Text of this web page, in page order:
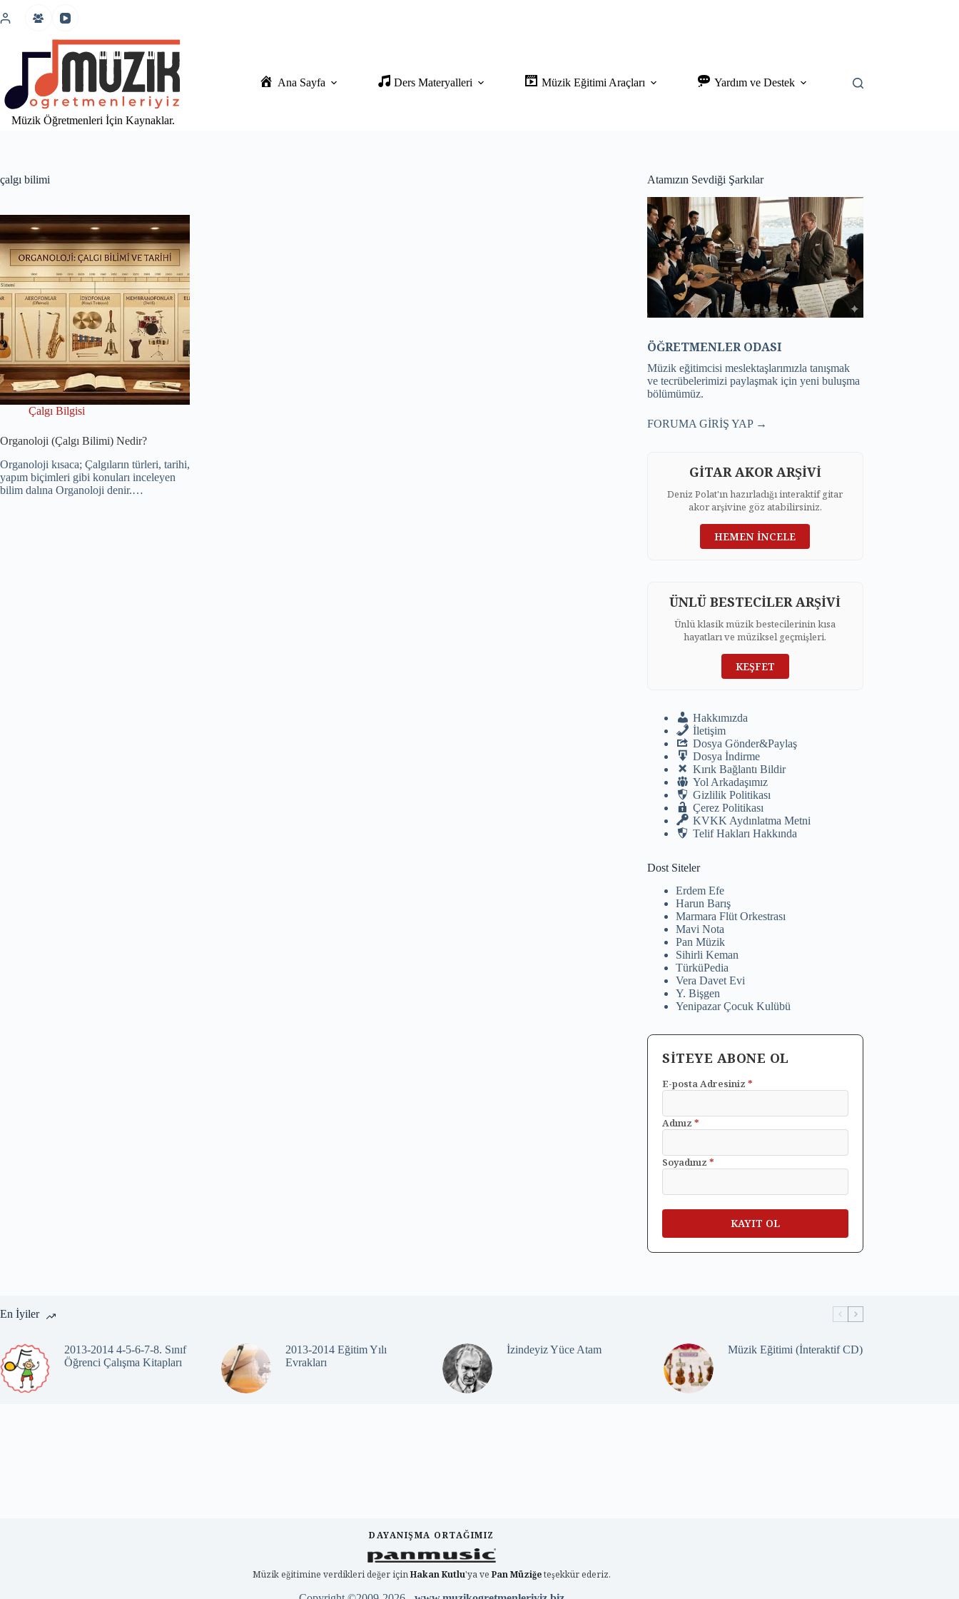
atla
Müzik Öğretmenleri İçin Kaynaklar.
Ana Sayfa Ders Materyalleri Müzik Eğitimi Araçları Yardım ve Destek
çalgı bilimi
Çalgı Bilgisi
Organoloji (Çalgı Bilimi) Nedir?
Organoloji kısaca; Çalgıların türleri, tarihi,
yapım biçimleri gibi konuları inceleyen
bilim dalına Organoloji denir.…
Atamızın Sevdiği Şarkılar
ÖĞRETMENLER ODASI
Müzik eğitimcisi meslektaşlarımızla tanışmak
ve tecrübelerimizi paylaşmak için yeni buluşma
bölümümüz.
FORUMA GİRİŞ YAP →
GİTAR AKOR ARŞİVİ
Deniz Polat'ın hazırladığı interaktif gitar
akor arşivine göz atabilirsiniz.
HEMEN İNCELE
ÜNLÜ BESTECİLER ARŞİVİ
Ünlü klasik müzik bestecilerinin kısa
hayatları ve müziksel geçmişleri.
KEŞFET
Hakkımızda
İletişim
Dosya Gönder&Paylaş
Dosya İndirme
Kırık Bağlantı Bildir
Yol Arkadaşımız
Gizlilik Politikası
Çerez Politikası
KVKK Aydınlatma Metni
Telif Hakları Hakkında
Dost Siteler
Erdem Efe
Harun Barış
Marmara Flüt Orkestrası
Mavi Nota
Pan Müzik
Sihirli Keman
TürküPedia
Vera Davet Evi
Y. Bişgen
Yenipazar Çocuk Kulübü
SİTEYE ABONE OL
E-posta Adresiniz*
Adınız*
Soyadınız*
En İyiler
2013-2014 4-5-6-7-8. Sınıf
Öğrenci Çalışma Kitapları
2013-2014 Eğitim Yılı
Evrakları
İzindeyiz Yüce Atam Müzik Eğitimi (İnteraktif CD)
DAYANIŞMA ORTAĞIMIZ
Müzik eğitimine verdikleri değer içinHakan Kutlu'ya ve Pan Müziğeteşekkür ederiz.